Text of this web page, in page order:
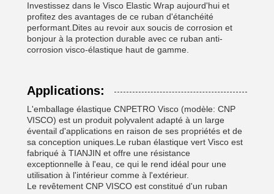
Investissez dans le Visco Elastic Wrap aujourd'hui et
profitez des avantages de ce ruban d'étanchéité
performant.Dites au revoir aux soucis de corrosion et
bonjour à la protection durable avec ce ruban anti-
corrosion visco-élastique haut de gamme.
Applications:
L'emballage élastique CNPETRO Visco (modèle: CNP
VISCO) est un produit polyvalent adapté à un large
éventail d'applications en raison de ses propriétés et de
sa conception uniques.Le ruban élastique vert Visco est
fabriqué à TIANJIN et offre une résistance
exceptionnelle à l'eau, ce qui le rend idéal pour une
utilisation à l'intérieur comme à l'extérieur.
Le revêtement CNP VISCO est constitué d'un ruban